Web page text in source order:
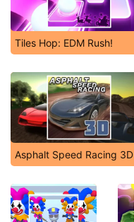
Tiles Hop: EDM Rush!
Asphalt Speed Racing 3D